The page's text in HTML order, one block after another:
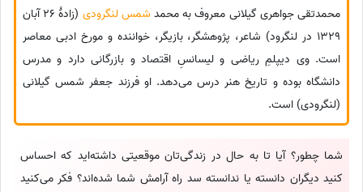
محمدتقی جواهری گیلانی معروف به محمد شمس لنگرودی
(زادهٔ 26 آبان
1329 در لنگرود) شاعر، پژوهشگر، بازیگر، خواننده و مورخ ادبی معاصر
است. وی دیپلمِ ریاضی و لیسانسِ اقتصاد و بازرگانی دارد و مدرس
دانشگاه بوده و تاریخ هنر درس می‌دهد. او فرزند جعفر شمس گیلانی
(لنگرودی) است.
شما چطور؟ آیا تا به حال در زندگی‌تان موقعیتی داشته‌اید که احساس
کنید دیگران دانسته یا ندانسته سد راه آرامش شما شده‌اند؟ فکر می‌کنید